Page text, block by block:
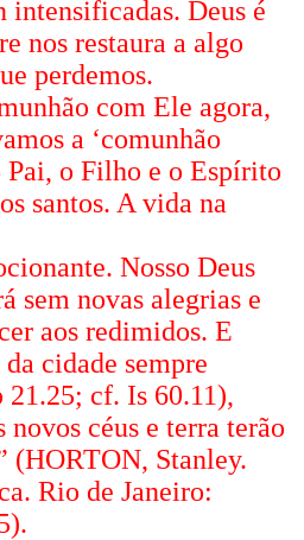
intensificadas. Deus é
nos restaura a algo
perdemos.
com Ele agora,
a ‘comunhão
o Filho e o Espírito
santos. A vida na
Nosso Deus
sem novas alegrias e
aos redimidos. E
cidade sempre
21.25; cf. Is 60.11),
novos céus e terra terão
(HORTON, Stanley.
Rio de Janeiro: